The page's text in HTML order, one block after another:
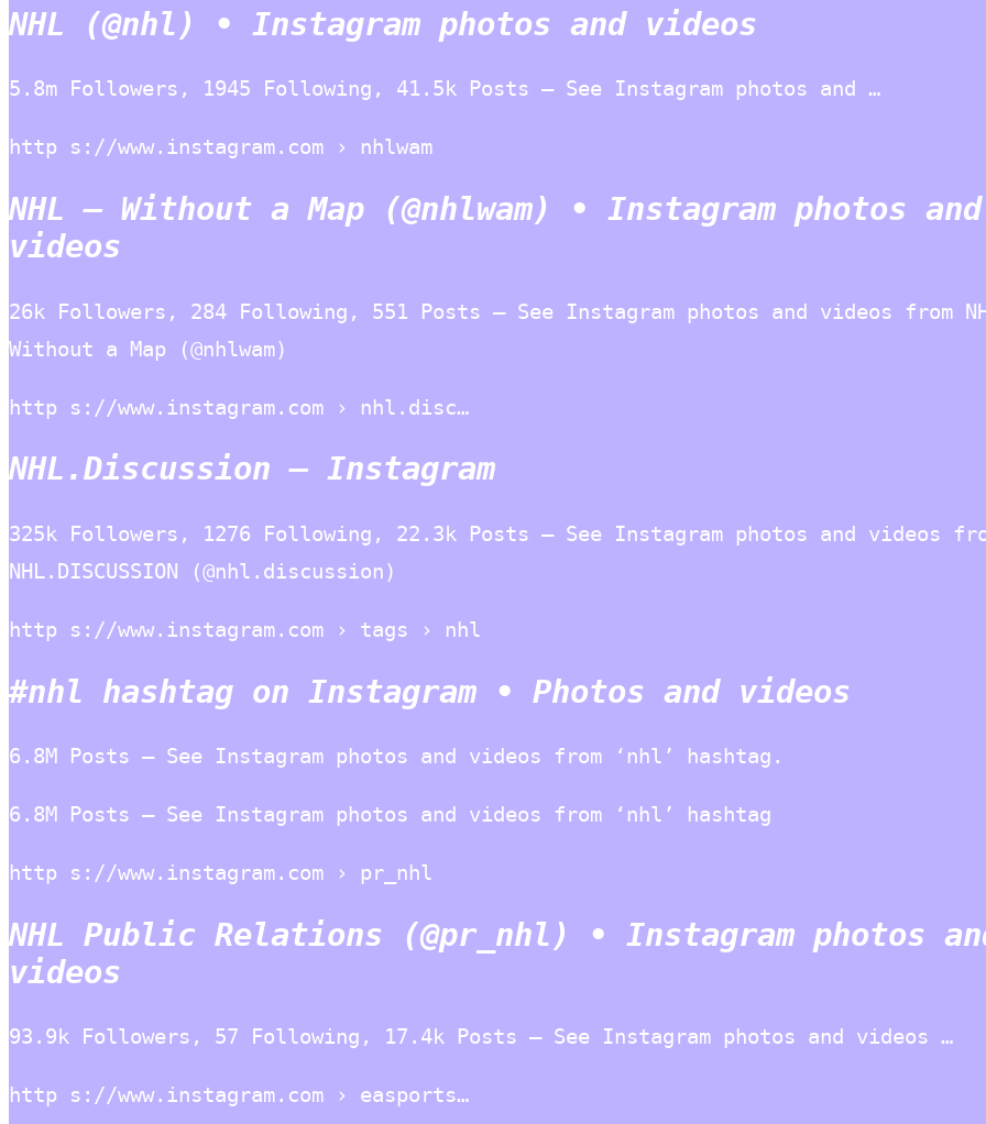
NHL (@nhl) • Instagram photos and videos
5.8m Followers, 1945 Following, 41.5k Posts – See Instagram photos and …
http s://www.instagram.com › nhlwam
NHL – Without a Map (@nhlwam) • Instagram photos and
videos
26k Followers, 284 Following, 551 Posts – See Instagram photos and videos from
Without a Map (@nhlwam)
http s://www.instagram.com › nhl.disc…
NHL.Discussion – Instagram
325k Followers, 1276 Following, 22.3k Posts – See Instagram photos and videos
NHL.DISCUSSION (@nhl.discussion)
http s://www.instagram.com › tags › nhl
#nhl hashtag on Instagram • Photos and videos
6.8M Posts – See Instagram photos and videos from ‘nhl’ hashtag.
6.8M Posts – See Instagram photos and videos from ‘nhl’ hashtag
http s://www.instagram.com › pr_nhl
NHL Public Relations (@pr_nhl) • Instagram photos
videos
93.9k Followers, 57 Following, 17.4k Posts – See Instagram photos and videos …
http s://www.instagram.com › easports…